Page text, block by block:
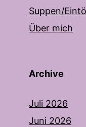
Suppen/
Über mich
Archive
Juli 2026
Juni 2026